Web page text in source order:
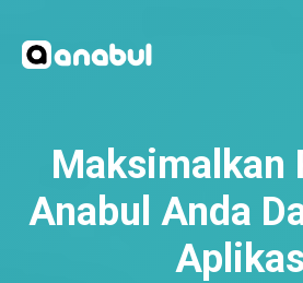
Maksimalkan
Anabul Anda